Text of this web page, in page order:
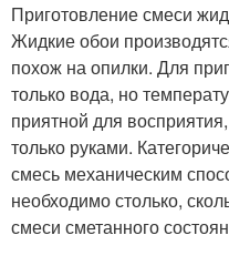
Приготовление смеси
Жидкие обои
похож на опилки. Для
только вода, но
приятной для
только руками.
смесь механическим
необходимо столько,
смеси сметанного